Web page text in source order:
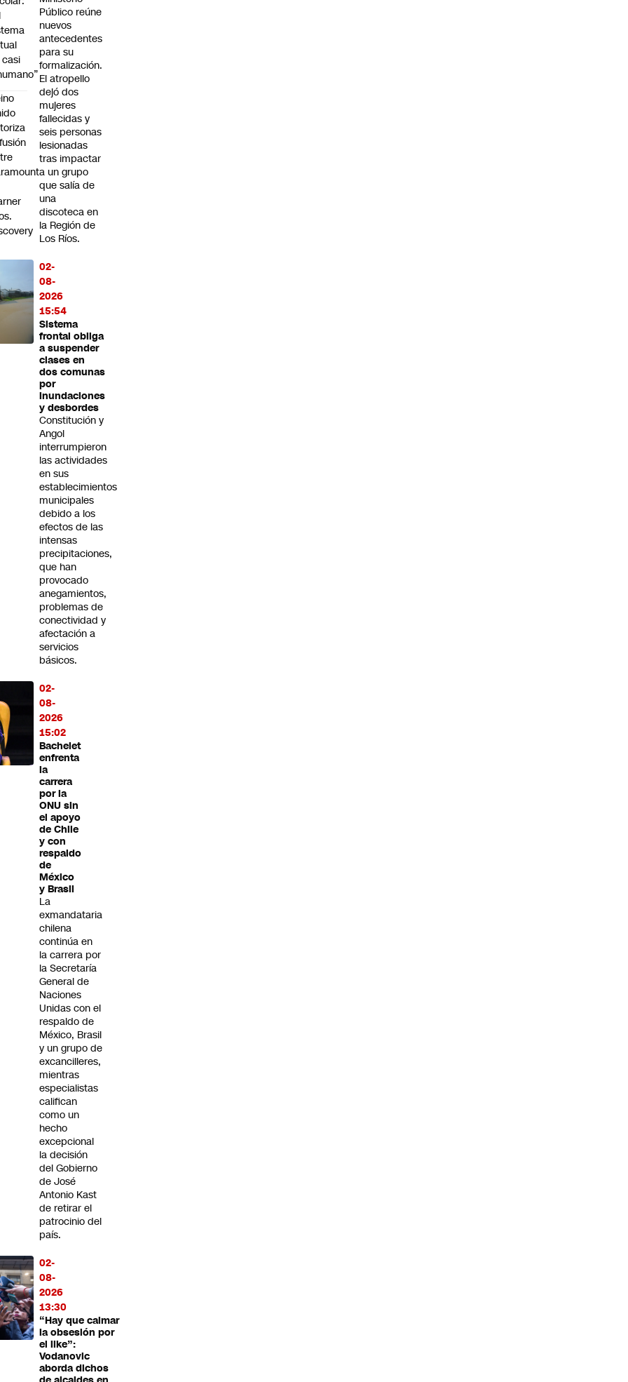
Público reúne
nuevos
antecedentes
para su
formalización.
El atropello
dejó dos
mujeres
fallecidas y
seis personas
lesionadas
tras impactar
a un grupo
que salía de
una
discoteca en
la Región de
Los Ríos.
02-
08-
2026
15:54
Sistema
frontal obliga
a suspender
clases en
dos comunas
por
inundaciones
y desbordes
Constitución y
Angol
interrumpieron
las actividades
en sus
establecimientos
municipales
debido a los
efectos de las
intensas
precipitaciones,
que han
provocado
anegamientos,
problemas de
conectividad y
afectación a
servicios
básicos.
02-
08-
2026
15:02
Bachelet
enfrenta
la
carrera
por la
ONU sin
el apoyo
de Chile
y con
respaldo
de
México
y Brasil
La
exmandataria
chilena
continúa en
la carrera por
la Secretaría
General de
Naciones
Unidas con el
respaldo de
México, Brasil
y un grupo de
excancilleres,
mientras
especialistas
califican
como un
hecho
excepcional
la decisión
del Gobierno
de José
Antonio Kast
de retirar el
patrocinio del
país.
02-
08-
2026
13:30
“Hay que calmar
la obsesión por
el like”:
Vodanovic
aborda dichos
casi